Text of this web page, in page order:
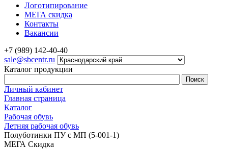
Логотипирование
МЕГА скидка
Контакты
Вакансии
+7 (989) 142-40-40
sale@sbcentr.ru
Каталог продукции
Личный кабинет
Главная страница
Каталог
Рабочая обувь
Летняя рабочая обувь
Полуботинки ПУ с МП (5-001-1)
МЕГА Скидка